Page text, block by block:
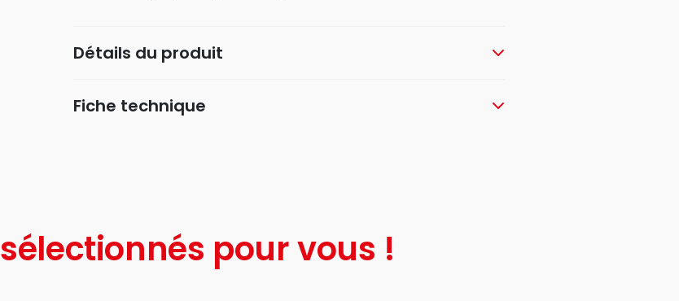
Détails du produit
Fiche technique
sélectionnés pour vous !